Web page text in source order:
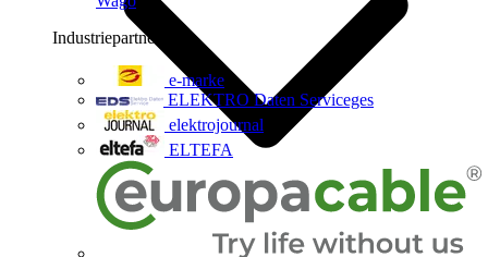
Industriepartner
e-marke
ELEKTRO Daten Serviceges
elektrojournal
ELTEFA